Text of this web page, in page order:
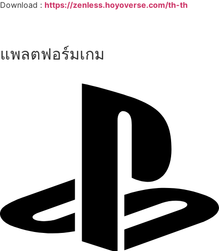
Download : https://zenless.hoyoverse.com/th-th
แพลตฟอร์มเกม